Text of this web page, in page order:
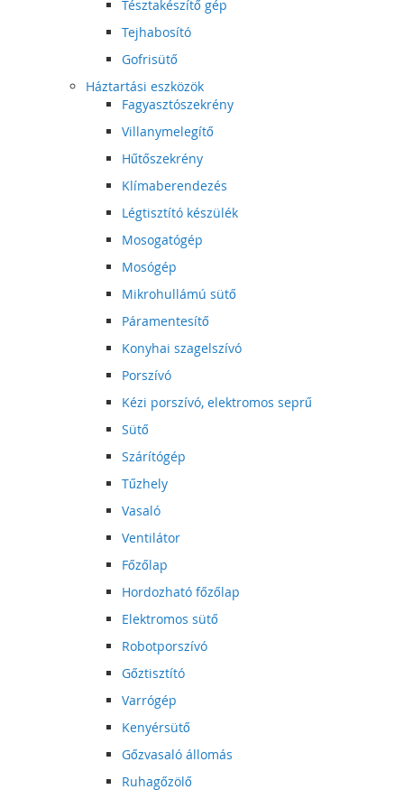
Tésztakészítő gép
Tejhabosító
Gofrisütő
Háztartási eszközök
Fagyasztószekrény
Villanymelegítő
Hűtőszekrény
Klímaberendezés
Légtisztító készülék
Mosogatógép
Mosógép
Mikrohullámú sütő
Páramentesítő
Konyhai szagelszívó
Porszívó
Kézi porszívó, elektromos seprű
Sütő
Szárítógép
Tűzhely
Vasaló
Ventilátor
Főzőlap
Hordozható főzőlap
Elektromos sütő
Robotporszívó
Gőztisztító
Varrógép
Kenyérsütő
Gőzvasaló állomás
Ruhagőzölő